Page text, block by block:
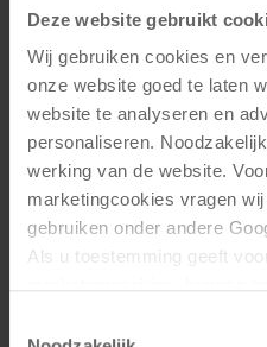
Deze website gebruikt
Wij gebruiken cookies en
onze website goed te laten
website te analyseren en
personaliseren.
werking van de website.
marketingcookies vragen
gebruiken onder andere
Als u toestemming geeft
analyse, advertentiemeting,
Zeer stevige
Twee zeer sterke
Mat gecoat
Waterafstotend
(2mm)
Krasbestendig
Functionele eigenschappen
Hoogte verstelbaar
Snel op hoogte en